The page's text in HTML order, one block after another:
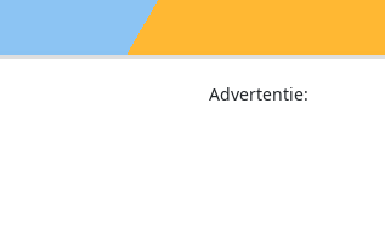
Advertentie: